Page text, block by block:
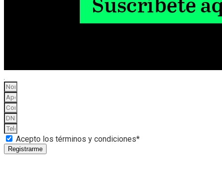
Acepto los términos y condiciones*
Registrarme